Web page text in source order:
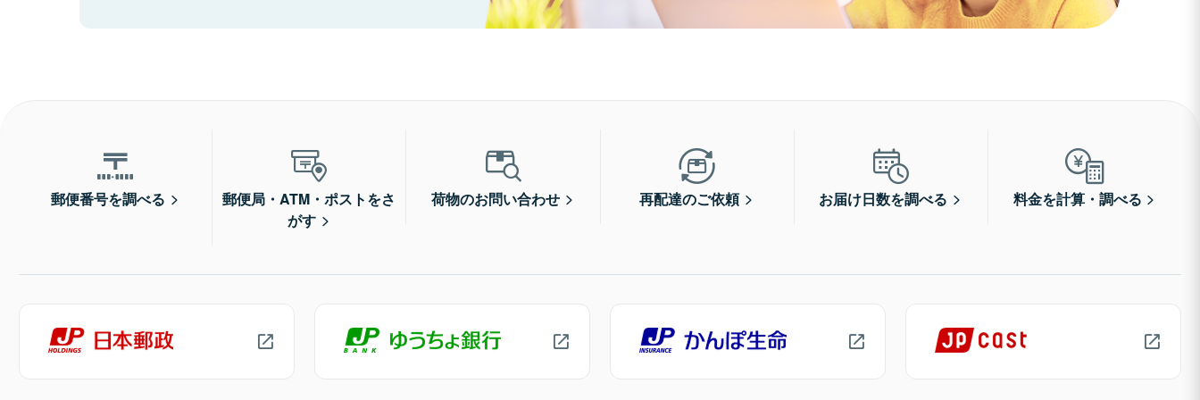
郵便番号を調べる
郵便局・ATM・ポストをさ
がす
荷物のお問い合わせ 再配達のご依頼 お届け日数を調べる 料金を計算・調べる